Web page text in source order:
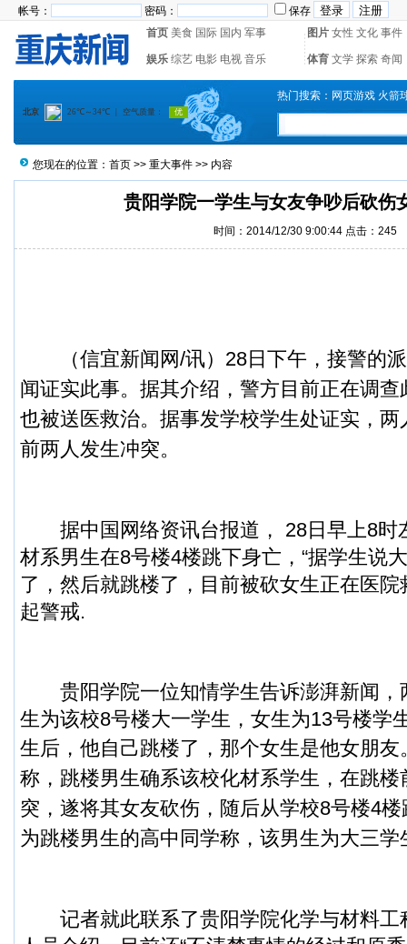
帐号： 密码：
保存
首页 美食 国际 国内 军事 图片 女性 文化 事件
娱乐 综艺 电影 电视 音乐 体育 文学 探索 奇闻
热门搜索： 网页游戏 火箭
您现在的位置： 首页 >> 重大事件 >> 内容
贵阳学院一学生与女友争吵后砍伤
时间：2014/12/30 9:00:44 点击： 245
（信宜新闻 网/讯） 28日下午，接警的
闻证实此事。据其介绍，警方目前正在调
也被送医救治。据事发学校学生处证实，
前两人发生冲突。
据中国网络资讯台报道， 28日早上8时
材系男生在8号楼4楼跳下身亡，“据学生说
了，然后就跳楼了，目前被砍女生正在医院
起警戒.
贵阳学院一位知情学生告诉澎湃新闻，
生为该校8号楼大一学生，女生为13号楼学
生后，他自己跳楼了，那个女生是他女朋友
称，跳楼男生确系该校化材系学生，在跳
突，遂将其女友砍伤，随后从学校8号楼4
为跳楼男生的高中同学称，该男生为大三学
记者就此联系了贵阳学院化学与材料工